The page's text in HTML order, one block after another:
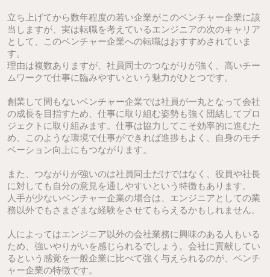
立ち上げてから数年程度の若い企業がこのベンチャー企業に該
当しますが、実は転職を考えているエンジニアの次のキャリア
として、このベンチャー企業への転職はおすすめされていま
す。
理由は複数ありますが、社員同士のつながりが強く、高いチー
ムワークで仕事に臨みやすいという魅力がひとつです。
創業して間もないベンチャー企業では社員が一丸となって会社
の成長を目指すため、仕事に取り組む姿勢も強く団結してプロ
ジェクトに取り組みます。仕事は協力してこそ効率的に進むた
め、このような環境で仕事ができれば進捗もよく、自身のモチ
ベーション向上にもつながります。
また、つながりが強いのは社員同士だけではなく、役員や社長
に対しても自分の意見を通しやすいという特徴もあります。
人手が少ないベンチャー企業の場合は、エンジニアとしての業
務以外でもさまざまな経験をさせてもらえるかもしれません。
人によってはエンジニア以外の会社業務に興味のある人もいる
ため、強いやりがいを感じられるでしょう。会社に貢献してい
るという感覚を一般企業に比べて強く与えられるのが、ベンチ
ャー企業の特徴です。